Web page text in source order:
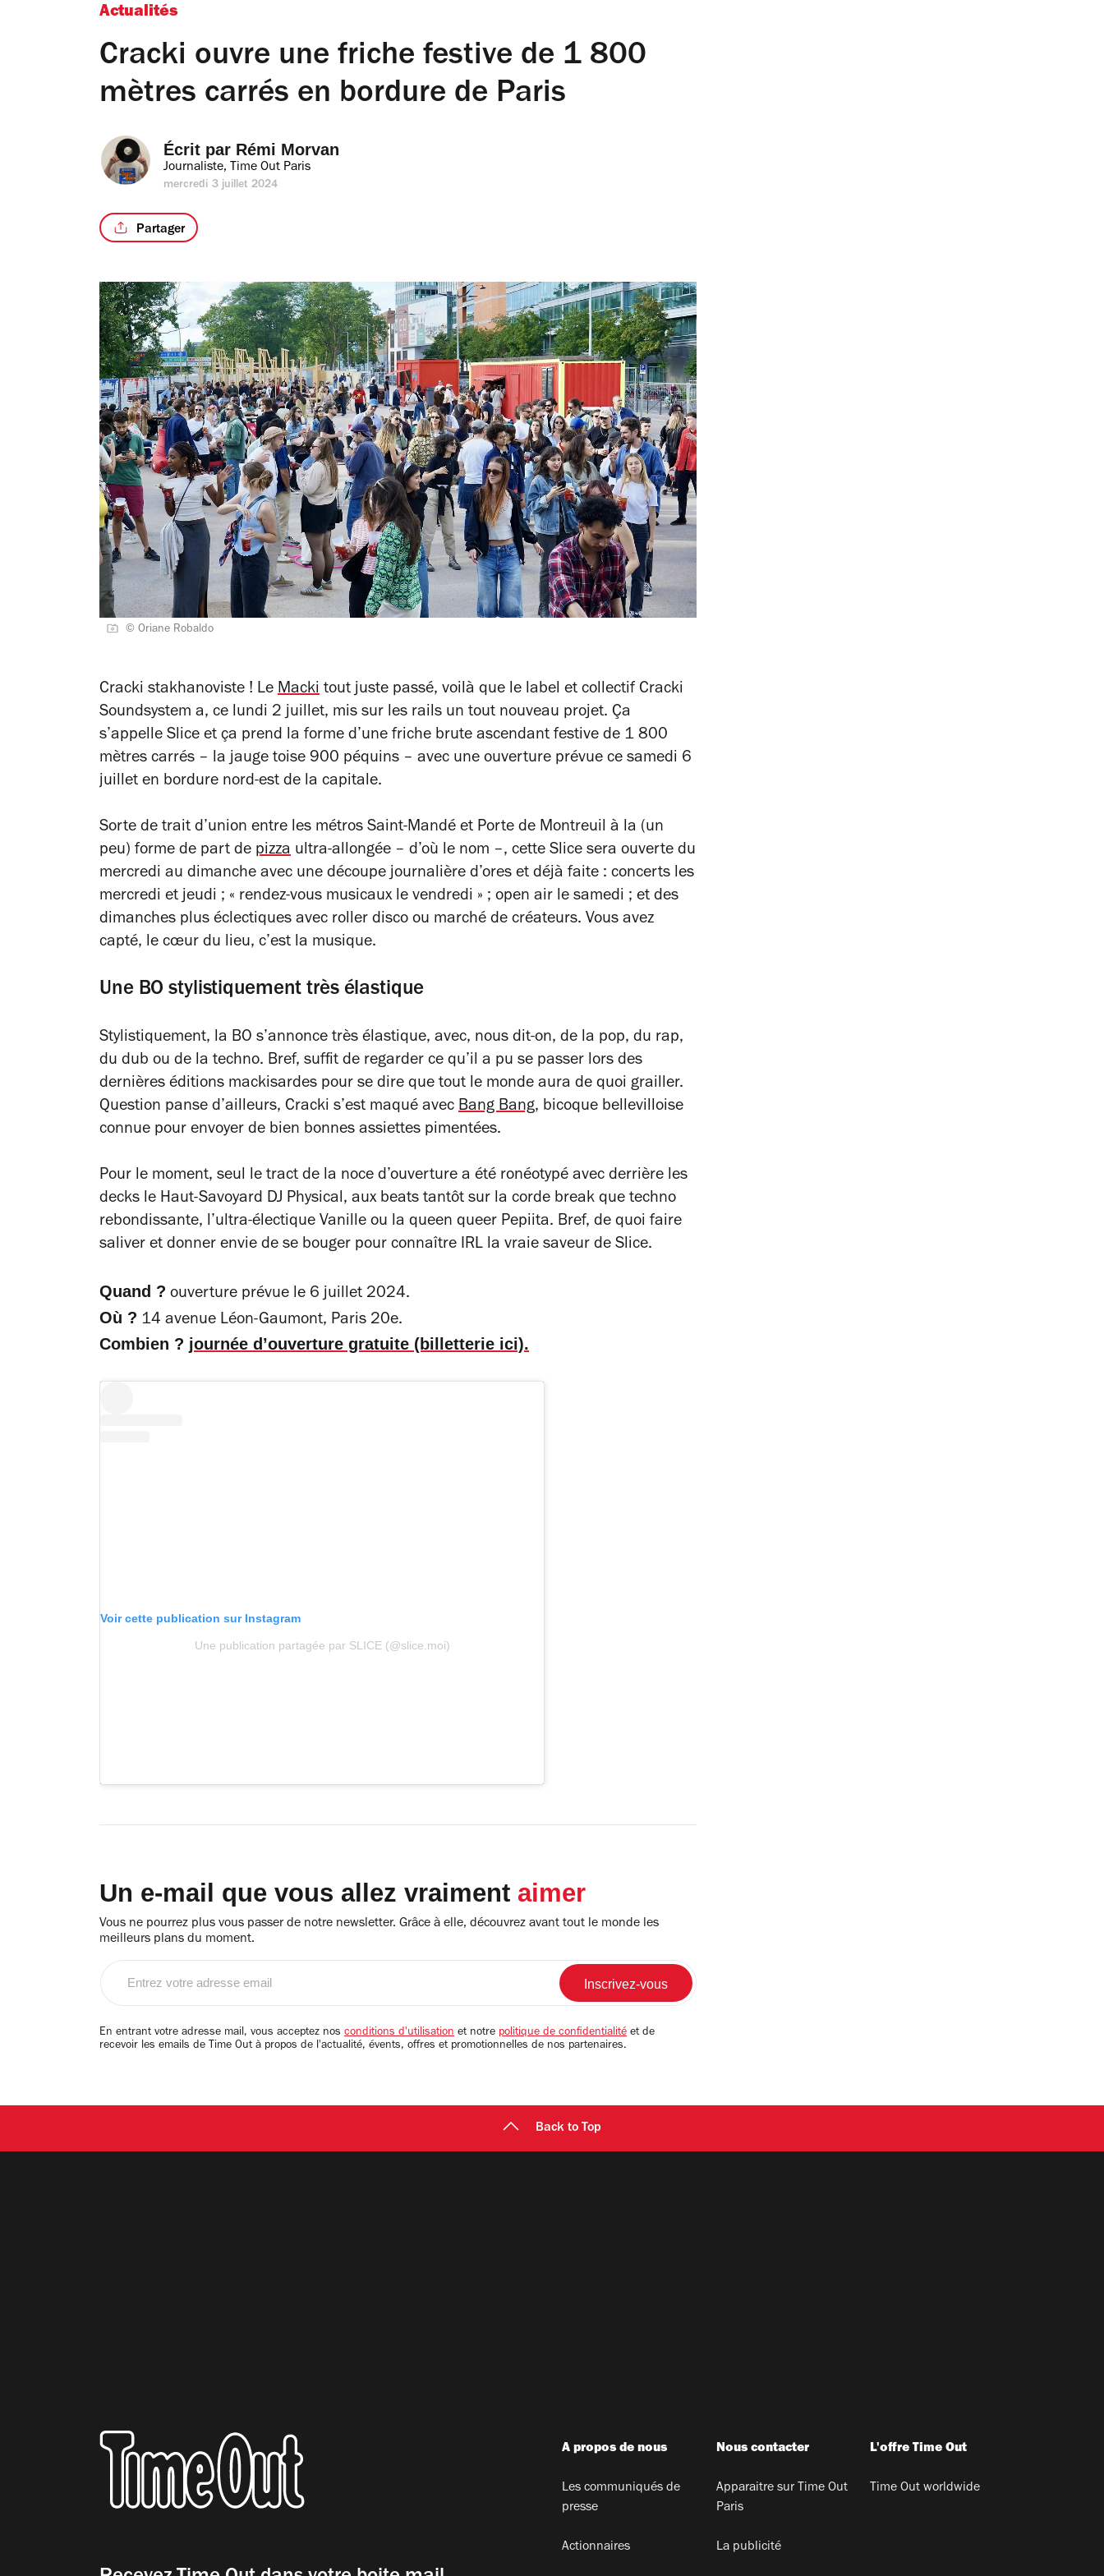
Actualités
Cracki ouvre une friche festive de 1 800
mètres carrés en bordure de Paris
Écrit par Rémi Morvan
Journaliste, Time Out Paris
mercredi 3 juillet 2024
Partager
© Oriane Robaldo
Cracki stakhanoviste ! Le Macki tout juste passé, voilà que le label et collectif Cracki
Soundsystem a, ce lundi 2 juillet, mis sur les rails un tout nouveau projet. Ça
s’appelle Slice et ça prend la forme d’une friche brute ascendant festive de 1 800
mètres carrés – la jauge toise 900 péquins – avec une ouverture prévue ce samedi 6
juillet en bordure nord-est de la capitale.
Sorte de trait d’union entre les métros Saint-Mandé et Porte de Montreuil à la (un
peu) forme de part de pizza ultra-allongée – d’où le nom –, cette Slice sera ouverte du
mercredi au dimanche avec une découpe journalière d’ores et déjà faite : concerts les
mercredi et jeudi ; « rendez-vous musicaux le vendredi » ; open air le samedi ; et des
dimanches plus éclectiques avec roller disco ou marché de créateurs. Vous avez
capté, le cœur du lieu, c’est la musique.
Une BO stylistiquement très élastique
Stylistiquement, la BO s’annonce très élastique, avec, nous dit-on, de la pop, du rap,
du dub ou de la techno. Bref, suffit de regarder ce qu’il a pu se passer lors des
dernières éditions mackisardes pour se dire que tout le monde aura de quoi grailler.
Question panse d’ailleurs, Cracki s’est maqué avec Bang Bang, bicoque bellevilloise
connue pour envoyer de bien bonnes assiettes pimentées.
Pour le moment, seul le tract de la noce d’ouverture a été ronéotypé avec derrière les
decks le Haut-Savoyard DJ Physical, aux beats tantôt sur la corde break que techno
rebondissante, l’ultra-électique Vanille ou la queen queer Pepiita. Bref, de quoi faire
saliver et donner envie de se bouger pour connaître IRL la vraie saveur de Slice.
Quand ? ouverture prévue le 6 juillet 2024.
Où ? 14 avenue Léon-Gaumont, Paris 20e.
Combien ? journée d’ouverture gratuite (billetterie ici).
Voir cette publication sur Instagram
Une publication partagée par SLICE (@slice.moi)
Un e-mail que vous allez vraiment aimer
Vous ne pourrez plus vous passer de notre newsletter. Grâce à elle, découvrez avant tout le monde les
meilleurs plans du moment.
email
En entrant votre adresse mail, vous acceptez nos conditions d'utilisation et notre politique de confidentialité et de
recevoir les emails de Time Out à propos de l'actualité, évents, offres et promotionnelles de nos partenaires.
Back to Top
A propos de nous
Les communiqués de
presse
Actionnaires
Nous contacter
Apparaitre sur Time Out
Paris
La publicité
L'offre Time Out
Time Out worldwide